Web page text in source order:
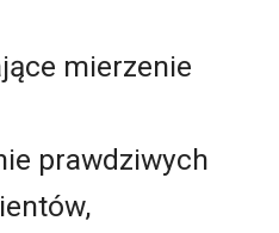
mierzenie
prawdziwych